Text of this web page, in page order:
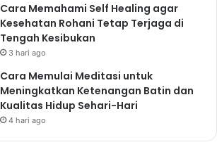
Cara Memahami Self Healing agar
Kesehatan Rohani Tetap Terjaga di
Tengah Kesibukan
3 hari ago
Cara Memulai Meditasi untuk
Meningkatkan Ketenangan Batin dan
Kualitas Hidup Sehari-Hari
4 hari ago